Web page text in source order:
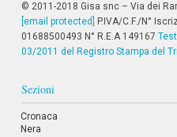
o
n
d
o
© 2011-2018 Gisa snc – Via dei
[email protected]
P.IVA/C.F./N°
01688500493 N° R.E.A 149167
03/2011 del Registro Stampa del
Sezioni
Cronaca
Nera